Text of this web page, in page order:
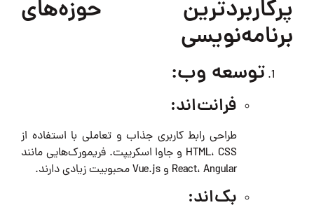
پرکاربردترین حوزه‌های
برنامه‌نویسی
توسعه وب:
فرانت‌اند:
طراحی رابط کاربری جذاب و تعاملی با استفاده از
HTML، CSS و جاوا اسکریپت. فریمورک‌هایی مانند
React، Angular و Vue.js محبوبیت زیادی دارند.
بک‌اند: